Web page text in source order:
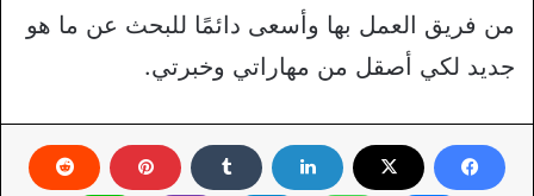
من فريق العمل بها وأسعى دائمًا للبحث عن ما هو
جديد لكي أصقل من مهاراتي وخبرتي.